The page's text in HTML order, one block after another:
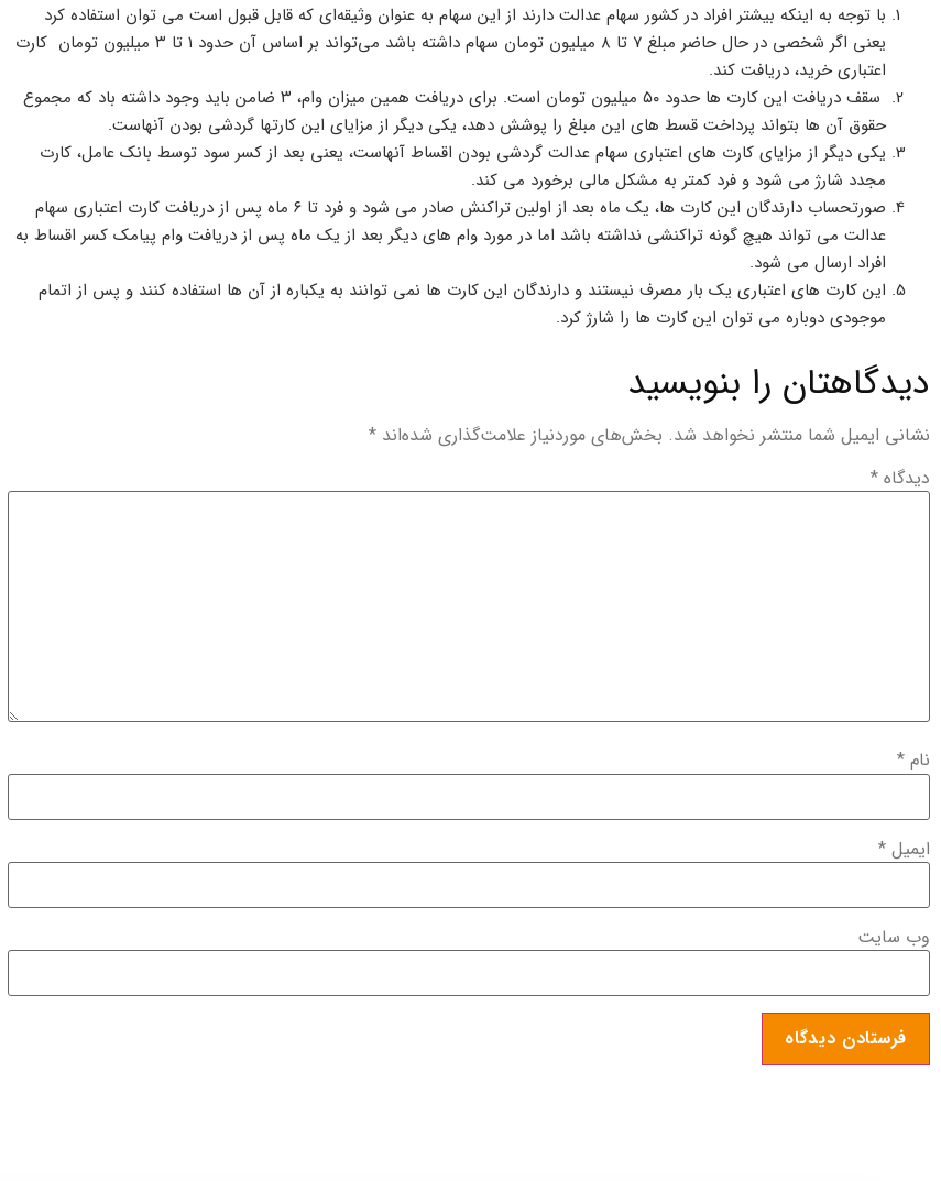
با توجه به اینکه بیشتر افراد در کشور سهام عدالت دارند از این سهام به عنوان وثیقه‌ای که قابل قبول است می توان استفاده کرد
یعنی اگر شخصی در حال حاضر مبلغ ۷ تا ۸ میلیون تومان سهام داشته باشد می‌تواند بر اساس آن حدود ۱ تا ۳ میلیون تومان کارت
اعتباری خرید، دریافت کند.
سقف دریافت این کارت ها حدود ۵۰ میلیون تومان است. برای دریافت همین میزان وام، ۳ ضامن باید وجود داشته باد که مجموع
حقوق آن ها بتواند پرداخت قسط های این مبلغ را پوشش دهد، یکی دیگر از مزایای این کارتها گردشی بودن آنهاست.
یکی دیگر از مزایای کارت های اعتباری سهام عدالت گردشی بودن اقساط آنهاست، یعنی بعد از کسر سود توسط بانک عامل، کارت
مجدد شارژ می شود و فرد کمتر به مشکل مالی برخورد می کند.
صورتحساب دارندگان این کارت ها، یک ماه بعد از اولین تراکنش صادر می شود و فرد تا ۶ ماه پس از دریافت کارت اعتباری سهام
عدالت می تواند هیچ گونه تراکنشی نداشته باشد اما در مورد وام های دیگر بعد از یک ماه پس از دریافت وام پیامک کسر اقساط به
افراد ارسال می شود.
این کارت های اعتباری یک بار مصرف نیستند و دارندگان این کارت ها نمی توانند به یکباره از آن ها استفاده کنند و پس از اتمام
موجودی دوباره می توان این کارت ها را شارژ کرد.
دیدگاهتان را بنویسید
نشانی ایمیل شما منتشر نخواهد شد. بخش‌های موردنیاز علامت‌گذاری شده‌اند *
دیدگاه *
نام *
ایمیل *
وب‌ سایت